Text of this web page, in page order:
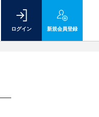
ログイン 新規会員登録